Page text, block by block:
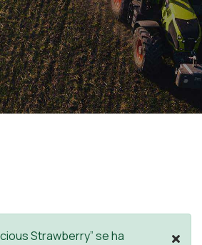
Strawberry” se ha